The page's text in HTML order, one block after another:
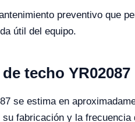
preventivo que
útil del equipo.
techo YR02087
se estima en
fabricación y la